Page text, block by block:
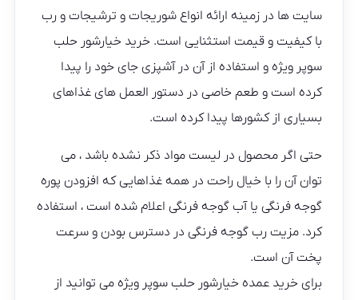
سایت ها در زمینه ارائه انواع شوریجات و ترشیجات و رب
با کیفیت و قیمت استثنایی است. خرید خیارشور حلب
سوپر ویژه و استفاده از آن در آشپزی جای خود را پیدا
کرده است و طعم خاصی در دستور العمل های غذاهای
بسیاری از کشورها پیدا کرده است.
حتی اگر محصول در لیست مواد ذکر نشده باشد ، می
توان آن را با خیال راحت در همه غذاهایی که افزودن پوره
گوجه فرنگی یا آب گوجه فرنگی اعلام شده است ، استفاده
کرد. مزیت رب گوجه فرنگی در دسترس بودن و سرعت
پخت آن است.
برای خرید عمده خیارشور حلب سوپر ویژه می توانید از